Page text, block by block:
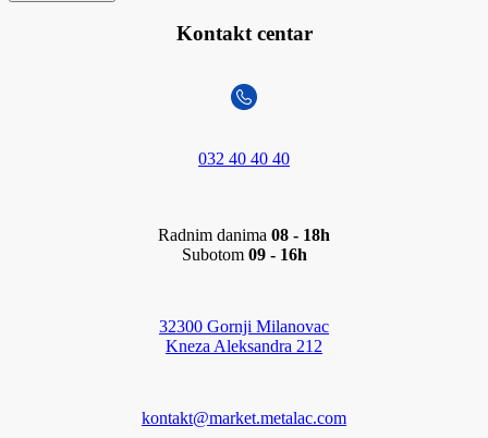
Kontakt centar
032 40 40 40
Radnim danima 08 - 18h
Subotom 09 - 16h
32300 Gornji Milanovac
Kneza Aleksandra 212
kontakt@market.metalac.com